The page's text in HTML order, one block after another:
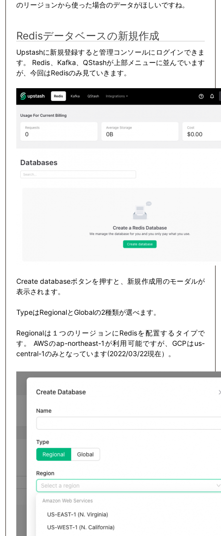
のリージョンから使った場合のデータがほしいですね。
Redisデータベースの新規作成
Upstashに新規登録すると管理コンソールにログインできま
す。 Redis、Kafka、QStashが上部メニューに並んでいます
が、今回はRedisのみ見ていきます。
Create databaseボタンを押すと、新規作成用のモーダルが
表示されます。
TypeはRegionalとGlobalの2種類が選べます。
Regionalは１つのリージョンにRedisを配置するタイプで
す。 AWSのap-northeast-1が利用可能ですが、GCPはus-
central-1のみとなっています(2022/03/22現在）。